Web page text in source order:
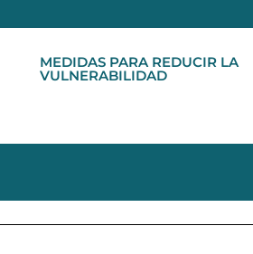
MEDIDAS PARA REDUCIR LA
VULNERABILIDAD